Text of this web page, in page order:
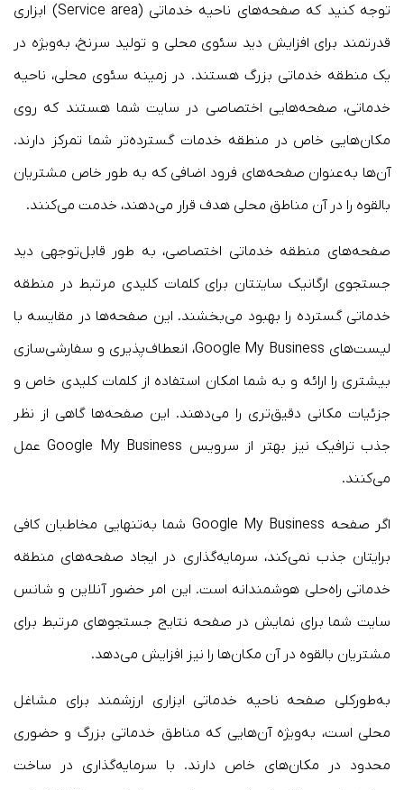
توجه کنید که صفحه‌های ناحیه خدماتی (Service area) ابزاری
قدرتمند برای افزایش دید سئوی محلی و تولید سرنخ، به‌ویژه در
یک منطقه خدماتی بزرگ هستند. در زمینه سئوی محلی، ناحیه
خدماتی، صفحه‌هایی اختصاصی در سایت شما هستند که روی
مکان‌هایی خاص در منطقه خدمات گسترده‌تر شما تمرکز دارند.
آن‌ها به‌عنوان صفحه‌های فرود اضافی که به طور خاص مشتریان
بالقوه را در آن مناطق محلی هدف قرار می‌دهند، خدمت می‌کنند.
صفحه‌های منطقه خدماتی اختصاصی، به طور قابل‌توجهی دید
جستجوی ارگانیک سایتتان برای کلمات کلیدی مرتبط در منطقه
خدماتی گسترده را‌ بهبود می‌بخشند. این صفحه‌ها در مقایسه با
لیست‌های Google My Business، انعطاف‌پذیری و سفارشی‌سازی
بیشتری را ارائه و به شما امکان استفاده از کلمات کلیدی خاص و
جزئیات مکانی دقیق‌تری را می‌دهند. این صفحه‌ها گاهی از نظر
جذب ترافیک نیز بهتر از سرویس Google My Business عمل
می‌کنند.
اگر صفحه Google My Business شما به‌تنهایی مخاطبان کافی
برایتان جذب نمی‌کند، سرمایه‌گذاری در ایجاد صفحه‌های منطقه
خدماتی راه‌حلی هوشمندانه است. این امر حضور آنلاین و شانس
سایت شما برای نمایش در صفحه نتایج جستجوهای مرتبط برای
مشتریان بالقوه در آن مکان‌ها را نیز افزایش می‌دهد.
به‌طورکلی صفحه‌ ناحیه خدماتی ابزاری ارزشمند برای مشاغل
محلی است، به‌ویژه آن‌هایی که مناطق خدماتی بزرگ و حضوری
محدود در مکان‌های خاص دارند. با سرمایه‌گذاری در ساخت